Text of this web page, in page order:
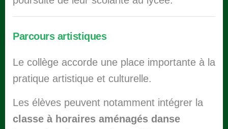
Parcours artistiques
Le collège accorde une place importante à la
pratique artistique et culturelle.
Les élèves peuvent notamment intégrer la
classe à horaires aménagés danse